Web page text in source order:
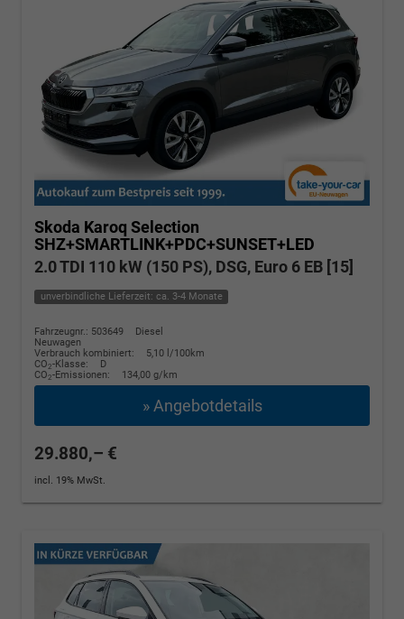
Skoda Karoq Selection
SHZ+SMARTLINK+PDC+SUNSET+LED
2.0 TDI 110 kW (150 PS), DSG, Euro 6 EB [15]
unverbindliche Lieferzeit: ca. 3-4 Monate
Fahrzeugnr.: 503649
Diesel
Neuwagen
Verbrauch kombiniert:
5,10 l/100km
CO2-Klasse:
D
CO2-Emissionen: 134,00 g/km
» Angebotdetails
29.880,– €
incl. 19% MwSt.